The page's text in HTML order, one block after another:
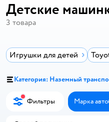
Детские
3 товара
Игрушки для детей
Категория: Наземный
Фильтры Марка авто